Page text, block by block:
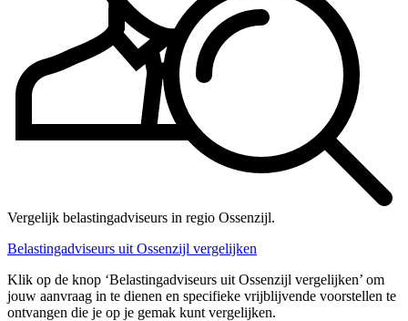
Vergelijk belastingadviseurs in regio Ossenzijl.
Belastingadviseurs uit Ossenzijl vergelijken
Klik op de knop ‘Belastingadviseurs uit Ossenzijl vergelijken’ om
jouw aanvraag in te dienen en specifieke vrijblijvende voorstellen te
ontvangen die je op je gemak kunt vergelijken.